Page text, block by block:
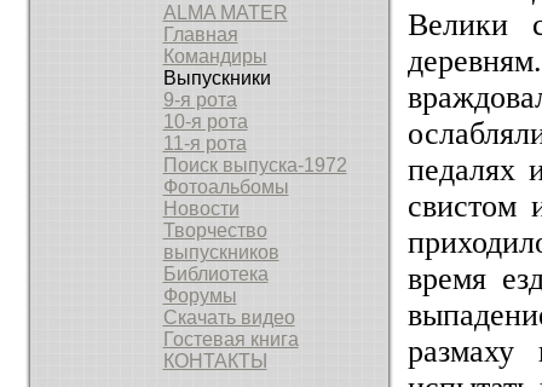
ALMA MATER
Главная
Командиры
Выпускники
9-я рота
10-я рота
11-я рота
Поиск выпуска-1972
Фотоальбомы
Новости
Творчество
выпускников
Библиотека
Форумы
Скачать видео
Гостевая книга
КОНТАКТЫ
Велики
педалях
свистом
время